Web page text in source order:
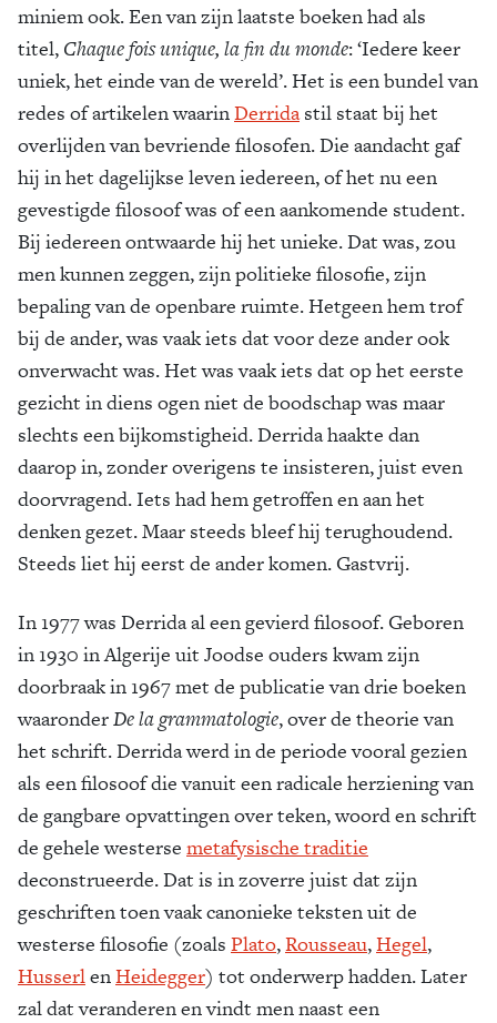
miniem ook. Een van zijn laatste boeken had als
titel, Chaque fois unique, la fin du monde: ‘Iedere keer
uniek, het einde van de wereld’. Het is een bundel van
redes of artikelen waarinDerridastil staat bij het
overlijden van bevriende filosofen. Die aandacht gaf
hij in het dagelijkse leven iedereen, of het nu een
gevestigde filosoof was of een aankomende student.
Bij iedereen ontwaarde hij het unieke. Dat was, zou
men kunnen zeggen, zijn politieke filosofie, zijn
bepaling van de openbare ruimte. Hetgeen hem trof
bij de ander, was vaak iets dat voor deze ander ook
onverwacht was. Het was vaak iets dat op het eerste
gezicht in diens ogen niet de boodschap was maar
slechts een bijkomstigheid. Derrida haakte dan
daarop in, zonder overigens te insisteren, juist even
doorvragend. Iets had hem getroffen en aan het
denken gezet. Maar steeds bleef hij terughoudend.
Steeds liet hij eerst de ander komen. Gastvrij.
In 1977 was Derrida al een gevierd filosoof. Geboren
in 1930 in Algerije uit Joodse ouders kwam zijn
doorbraak in 1967 met de publicatie van drie boeken
waaronderDe la grammatologie, over de theorie van
het schrift. Derrida werd in de periode vooral gezien
als een filosoof die vanuit een radicale herziening van
de gangbare opvattingen over teken, woord en schrift
de gehele westerse metafysische traditie
deconstrueerde. Dat is in zoverre juist dat zijn
geschriften toen vaak canonieke teksten uit de
westerse filosofie (zoals Plato,Rousseau,Hegel,
HusserlenHeidegger) tot onderwerp hadden. Later
zal dat veranderen en vindt men naast een